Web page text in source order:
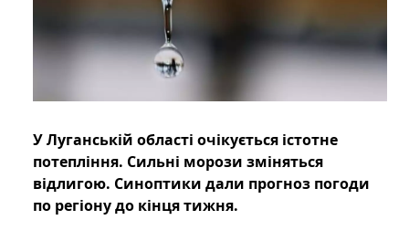
У Луганській області очікується істотне
потепління. Сильні морози зміняться
відлигою. Синоптики дали прогноз погоди
по регіону до кінця тижня.